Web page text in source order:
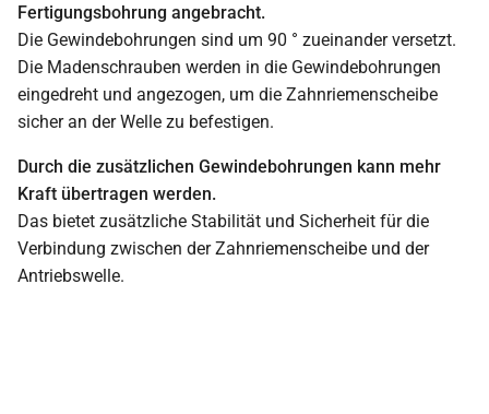
Fertigungsbohrung angebracht.
Die Gewindebohrungen sind um 90 ° zueinander versetzt.
Die Madenschrauben werden in die Gewindebohrungen
eingedreht und angezogen, um die Zahnriemenscheibe
sicher an der Welle zu befestigen.
Durch die zusätzlichen Gewindebohrungen kann mehr
Kraft übertragen werden.
Das bietet zusätzliche Stabilität und Sicherheit für die
Verbindung zwischen der Zahnriemenscheibe und der
Antriebswelle.